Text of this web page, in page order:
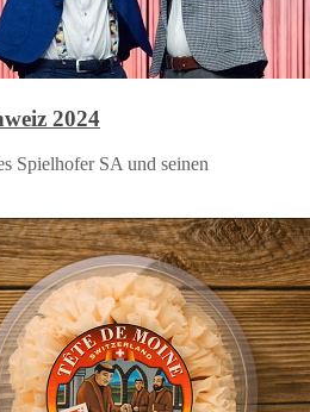
2024
Spielhofer SA und seinen